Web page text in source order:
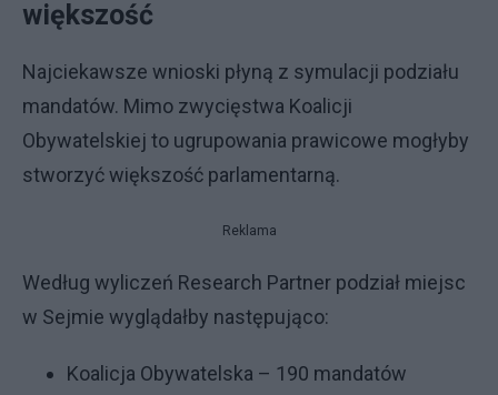
większość
Najciekawsze wnioski płyną z symulacji podziału
mandatów. Mimo zwycięstwa Koalicji
Obywatelskiej to ugrupowania prawicowe mogłyby
stworzyć większość parlamentarną.
Reklama
Według wyliczeń Research Partner podział miejsc
w Sejmie wyglądałby następująco:
Koalicja Obywatelska – 190 mandatów